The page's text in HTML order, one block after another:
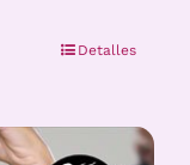
Detalles